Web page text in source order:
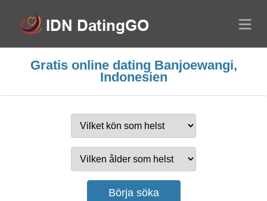
Gratis online dating Banjoewangi,
Indonesien